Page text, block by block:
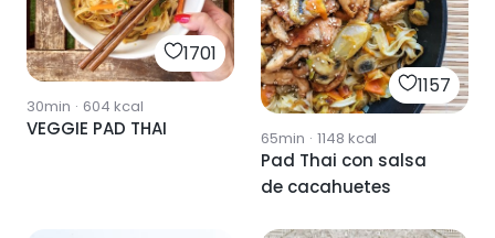
1701
30min · 604 kcal
VEGGIE PAD THAI
1157
65min · 1148 kcal
Pad Thai con salsa
de cacahuetes